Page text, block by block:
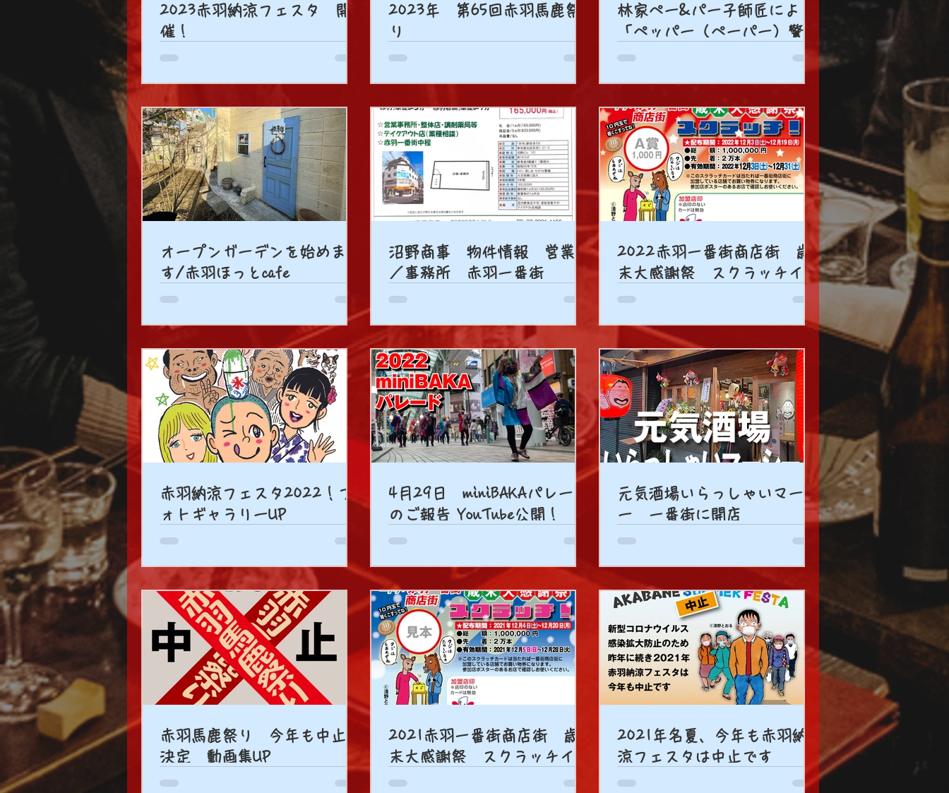
2023赤羽納涼フェスタ 開
催！
2023年 第65回赤羽馬鹿祭
り
林家ペー&パー子師匠による
「ペッパー（ペーパー）警
部」
オープンガーデンを始めま
す/赤羽ほっとcafe
沼野商事 物件情報 営業所
／事務所 赤羽一番街
2022赤羽一番街商店街 歳
末大感謝祭 スクラッチイベ
ント！
赤羽納涼フェスタ2022！フ
ォトギャラリーUP
4月29日 miniBAKAパレード
のご報告 YouTube公開！
元気酒場いらっしゃいマーシ
ー 一番街に開店
赤羽馬鹿祭り 今年も中止が
決定 動画集UP
2021赤羽一番街商店街 歳
末大感謝祭 スクラッチイベ
ント！
2021年名夏、今年も赤羽納
涼フェスタは中止です